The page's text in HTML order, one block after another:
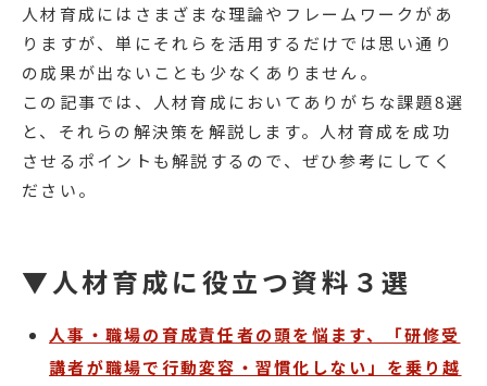
人材育成にはさまざまな理論やフレームワークがあ
りますが、単にそれらを活用するだけでは思い通り
の成果が出ないことも少なくありません。
この記事では、人材育成においてありがちな課題8選
と、それらの解決策を解説します。人材育成を成功
させるポイントも解説するので、ぜひ参考にしてく
ださい。
▼人材育成に役立つ資料３選
人事・職場の育成責任者の頭を悩ます、「研修受
講者が職場で行動変容・習慣化しない」を乗り越